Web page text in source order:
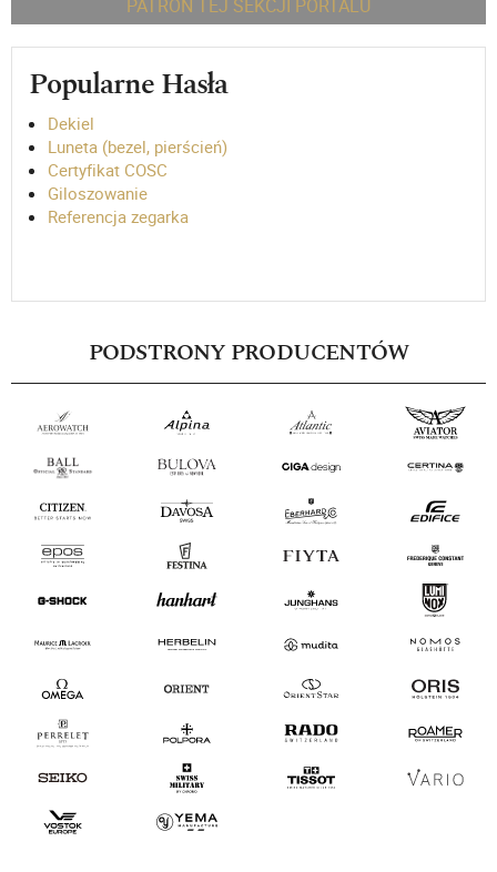
PATRON TEJ SEKCJI PORTALU
Popularne Hasła
Dekiel
Luneta (bezel, pierścień)
Certyfikat COSC
Giloszowanie
Referencja zegarka
PODSTRONY PRODUCENTÓW